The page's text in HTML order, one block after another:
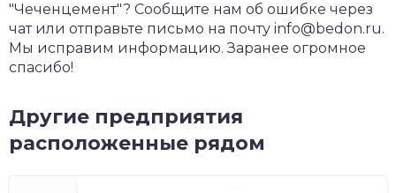
"Чеченцемент"? Сообщите нам об ошибке через
чат или отправьте письмо на почту info@bedon.ru.
Мы исправим информацию. Заранее огромное
спасибо!
Другие предприятия
расположенные рядом